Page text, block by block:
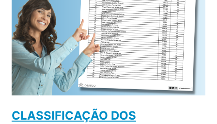
CLASSIFICAÇÃO DOS